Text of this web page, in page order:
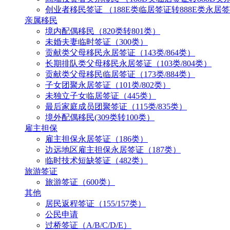
创业者移民签证 （188E类临居签证转888E类永居
亲属移民
境内配偶移民（820类转801类）
未婚夫妻临时签证（300类）
贡献类父母移民永居签证（143类/864类）
长期排队类父母移民永居签证（103类/804类）
贡献类父母移民临居签证（173类/884类）
子女团聚永居签证（101类/802类）
未独立子女临居签证（445类）
最后家庭成员团聚签证（115类/835类）
境外配偶移民(309类转100类）
雇主担保
雇主担保永居签证（186类）
边远地区雇主担保永居签证（187类）
临时技术短缺签证（482类）
旅游签证
旅游签证（600类）
其他
居民返程签证（155/157类）
公民申请
过桥签证（A/B/C/D/E）